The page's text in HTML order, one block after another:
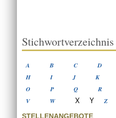
Stichwortverzeichnis
A B C D
H
I J K
O
P Q R
V
W X Y Z
STELLENANGEBOTE